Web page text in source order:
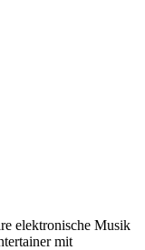
elektronische Musik
mit